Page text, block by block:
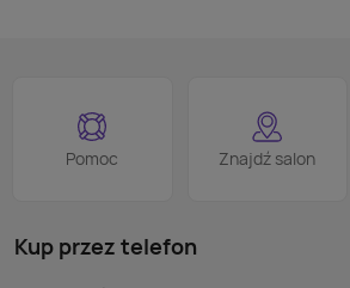
Pomoc Znajdź salon
Kup przez telefon